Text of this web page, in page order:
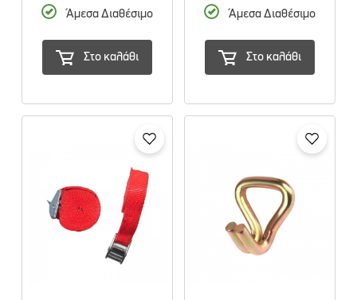
Άμεσα Διαθέσιμο
Στο καλάθι
Άμεσα Διαθέσιμο
Στο καλάθι